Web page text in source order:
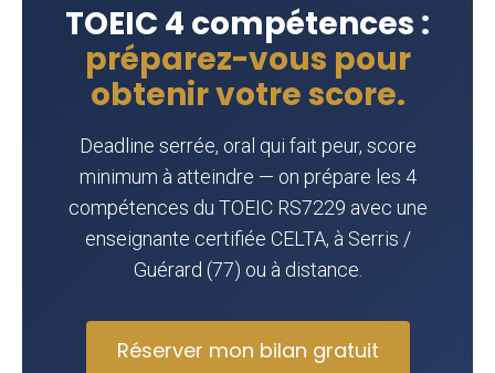
TOEIC 4 compétences :
préparez-vous pour
obtenir votre score.
Deadline serrée, oral qui fait peur, score
minimum à atteindre — on prépare les 4
compétences du TOEIC RS7229 avec une
enseignante certifiée CELTA, à Serris /
Guérard (77) ou à distance.
Réserver mon bilan gratuit